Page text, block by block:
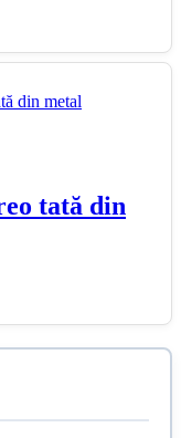
tată din